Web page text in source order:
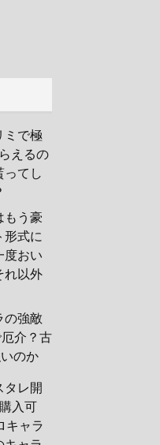
ミで極
えるの
てし
もう豪
形式に
度おい
れ以外
の強敵
介？古
のか
タレ開
入可
キャラ